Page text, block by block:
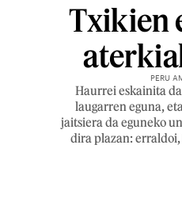
Txikien
PERU
Haurrei eskainita
laugarren eguna,
jaitsiera da eguneko
dira plazan: